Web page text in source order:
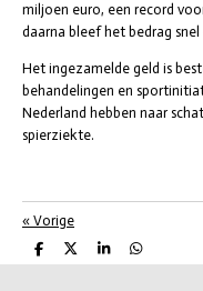
miljoen euro, een record
daarna bleef het bedrag
Het ingezamelde geld is
behandelingen en
Nederland hebben naar
spierziekte.
« Vorige
D
e
D
e
S
h
D
e